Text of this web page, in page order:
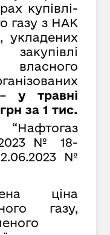
купівлі-
газу з НАК
укладених
власного
у
травні
за 1 тис.
№ 18-
№
ціна
газу,